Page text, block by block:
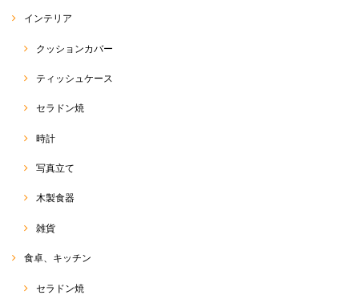
インテリア
クッションカバー
ティッシュケース
セラドン焼
時計
写真立て
木製食器
雑貨
食卓、キッチン
セラドン焼